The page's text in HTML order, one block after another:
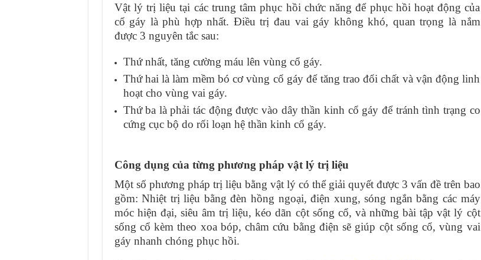
Vật lý trị liệu tại các trung tâm phục hồi chức năng để phục hồi hoạt động của
cổ gáy là phù hợp nhất. Điều trị đau vai gáy không khó, quan trọng là nắm
được 3 nguyên tắc sau:
Thứ nhất, tăng cường máu lên vùng cổ gáy.
Thứ hai là làm mềm bó cơ vùng cổ gáy để tăng trao đổi chất và vận động linh
hoạt cho vùng vai gáy.
Thứ ba là phải tác động được vào dây thần kinh cổ gáy để tránh tình trạng co
cứng cục bộ do rối loạn hệ thần kinh cổ gáy.
Công dụng của từng phương pháp vật lý trị liệu
Một số phương pháp trị liệu bằng vật lý có thể giải quyết được 3 vấn đề trên bao
gồm: Nhiệt trị liệu bằng đèn hồng ngoại, điện xung, sóng ngắn bằng các máy
móc hiện đại, siêu âm trị liệu, kéo dãn cột sống cổ, và những bài tập vật lý cột
sống cổ kèm theo xoa bóp, châm cứu bằng điện sẽ giúp cột sống cổ, vùng vai
gáy nhanh chóng phục hồi.